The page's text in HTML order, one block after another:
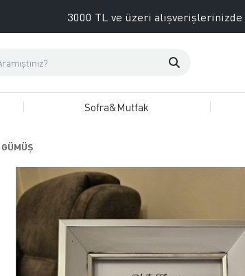
3000 TL ve üzeri alışverişlerinizde
Sofra&Mutfak